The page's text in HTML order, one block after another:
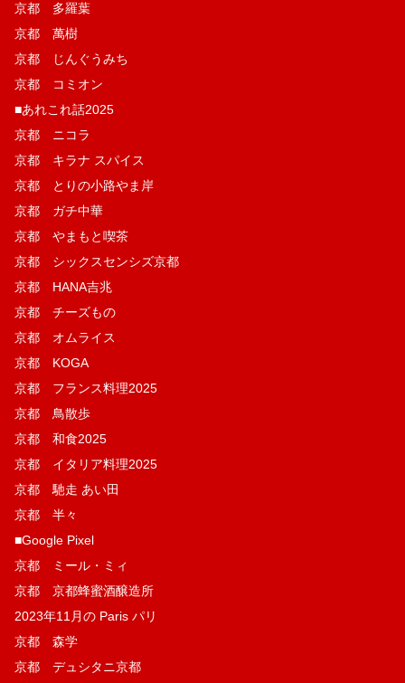
京都 多羅葉
京都 萬樹
京都 じんぐうみち
京都 コミオン
■あれこれ話2025
京都 ニコラ
京都 キラナ スパイス
京都 とりの小路やま岸
京都 ガチ中華
京都 やまもと喫茶
京都 シックスセンシズ京都
京都 HANA吉兆
京都 チーズもの
京都 オムライス
京都 KOGA
京都 フランス料理2025
京都 鳥散歩
京都 和食2025
京都 イタリア料理2025
京都 馳走 あい田
京都 半々
■Google Pixel
京都 ミール・ミィ
京都 京都蜂蜜酒醸造所
2023年11月の Paris パリ
京都 森学
京都 デュシタニ京都